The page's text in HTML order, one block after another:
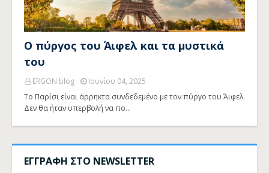
Ο πύργος του Άιφελ και τα μυστικά
του
ERGON blog
Ιουνίου 04, 2025
Το Παρίσι είναι άρρηκτα συνδεδεμένο με τον πύργο του Άιφελ.
Δεν θα ήταν υπερβολή να πο…
ΕΓΓΡΑΦΗ ΣΤΟ NEWSLETTER